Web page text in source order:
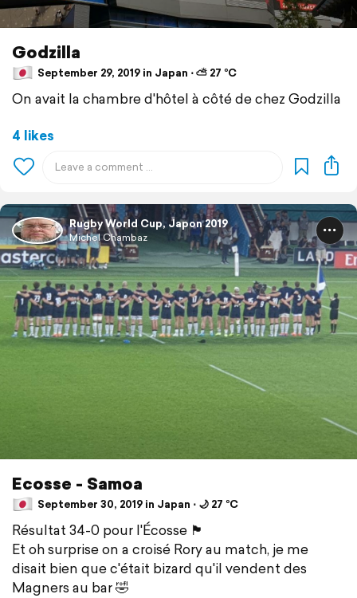
Godzilla
September 29, 2019 in Japan ⋅ ⛅ 27 °C
On avait la chambre d'hôtel à côté de chez Godzilla
4 likes
Rugby World Cup, Japon 2019
Michel Chambaz
Ecosse - Samoa
September 30, 2019 in Japan ⋅ 🌙 27 °C
Résultat 34-0 pour l'Écosse 🏴󠁧󠁢󠁳󠁣󠁴󠁿
Et oh surprise on a croisé Rory au match, je me
disait bien que c'était bizard qu'il vendent des
Magners au bar 🤣